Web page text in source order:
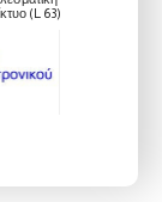
(L 63)